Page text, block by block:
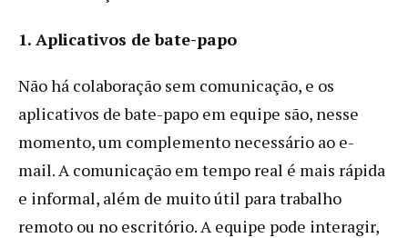
1. Aplicativos de bate-papo
Não há colaboração sem comunicação, e os
aplicativos de bate-papo em equipe são, nesse
momento, um complemento necessário ao e-
mail. A comunicação em tempo real é mais rápida
e informal, além de muito útil para trabalho
remoto ou no escritório. A equipe pode interagir,